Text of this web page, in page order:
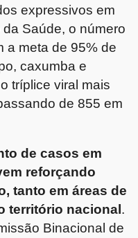
expressivos em
Saúde, o número
a meta de 95% de
caxumba e
tríplice viral mais
de 855 em
de casos em
reforçando
tanto em áreas de
território nacional.
Binacional de